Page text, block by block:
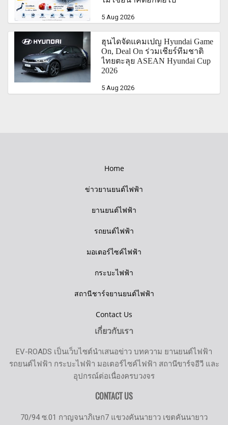
5 Aug 2026
ฮุนไดจัดแคมเปญ Hyundai Game
On, Deal On ร่วมเชียร์ทีมชาติ
ไทยตะลุย ASEAN Hyundai Cup
2026
5 Aug 2026
Home
ข่าวยานยนต์ไฟฟ้า
ยานยนต์ไฟฟ้า
รถยนต์ไฟฟ้า
มอเตอร์ไซค์ไฟฟ้า
กระบะไฟฟ้า
สถานีชาร์จยานยนต์ไฟฟ้า
Contact Us
เกี่ยวกับเรา
EV-ROADS เป็นเว็บไซต์นำเสนอข่าว บทความ ยานยนต์ไฟฟ้า
รถยนต์ไฟฟ้า กระบะไฟฟ้า มอเตอร์ไซค์ไฟฟ้า สถานีขาร์จอีวี และ
อุปกรณ์ต่อเนื่องครบวงจร
CONTACT US
70/94 ซ.01 กาญจนาภิเษก7 แขวงคันนายาว เขตคันนายาว